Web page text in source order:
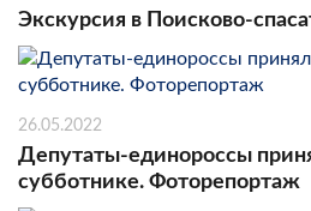
Экскурсия в Поисково-
26.05.2022
Депутаты-единороссы
субботнике. Фоторепортаж